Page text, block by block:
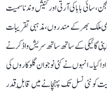
سائی بابا کی آرتی اور گنیش وندنا سمیت
ملک بھر کے مندروں، مذہبی تقریبات
گائیکی کے ساتھ ساتھ سریش واڈکر نے
کیا۔ انہوں نے کئی نوجوان گلوکاروں کی
کو نئی نسل تک پہنچانے میں قابلِ قدر